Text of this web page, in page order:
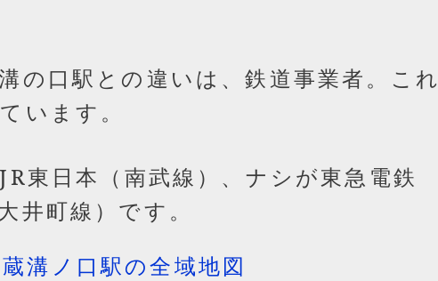
の口駅との違いは、鉄道事業者。これ
います。
東日本（南武線）、ナシが東急電鉄
井町線）です。
溝ノ口駅の全域地図